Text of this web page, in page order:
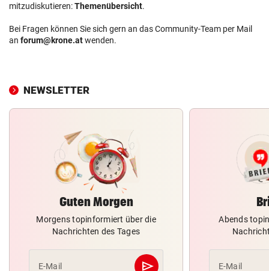
mitzudiskutieren:Themenübersicht.
Bei Fragen können Sie sich gern an das Community-Team per Mail
an forum@krone.atwenden.
NEWSLETTER
Guten Morgen
Morgens topinformiert über die
Nachrichten des Tages
E-Mail send
Abends
E-Mail